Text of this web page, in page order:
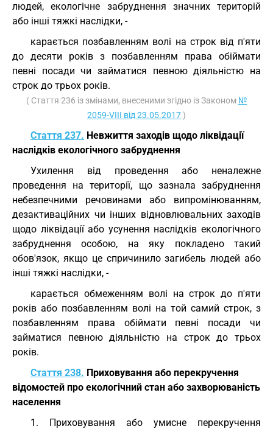
людей, екологічне забруднення значних територій
або інші тяжкі наслідки, -
карається позбавленням волі на строк від п'яти
до десяти років з позбавленням права обіймати
певні посади чи займатися певною діяльністю на
строк до трьох років.
( Стаття 236 із змінами, внесеними згідно із Законом №
2059-VIII від 23.05.2017)
Стаття 237. Невжиття заходів щодо ліквідації
наслідків екологічного забруднення
Ухилення від проведення або неналежне
проведення на території, що зазнала забруднення
небезпечними речовинами або випромінюванням,
дезактиваційних чи інших відновлювальних заходів
щодо ліквідації або усунення наслідків екологічного
забруднення особою, на яку покладено такий
обов'язок, якщо це спричинило загибель людей або
інші тяжкі наслідки, -
карається обмеженням волі на строк до п'яти
років або позбавленням волі на той самий строк, з
позбавленням права обіймати певні посади чи
займатися певною діяльністю на строк до трьох
років.
Стаття 238. Приховування або перекручення
відомостей про екологічний стан або захворюваність
населення
1. Приховування або умисне перекручення